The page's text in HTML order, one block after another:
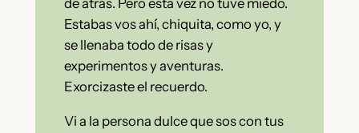
de atrás. Pero esta vez no tuve miedo.
Estabas vos ahí, chiquita, como yo, y
se llenaba todo de risas y
experimentos y aventuras.
Exorcizaste el recuerdo.
Vi a la persona dulce que sos con tus